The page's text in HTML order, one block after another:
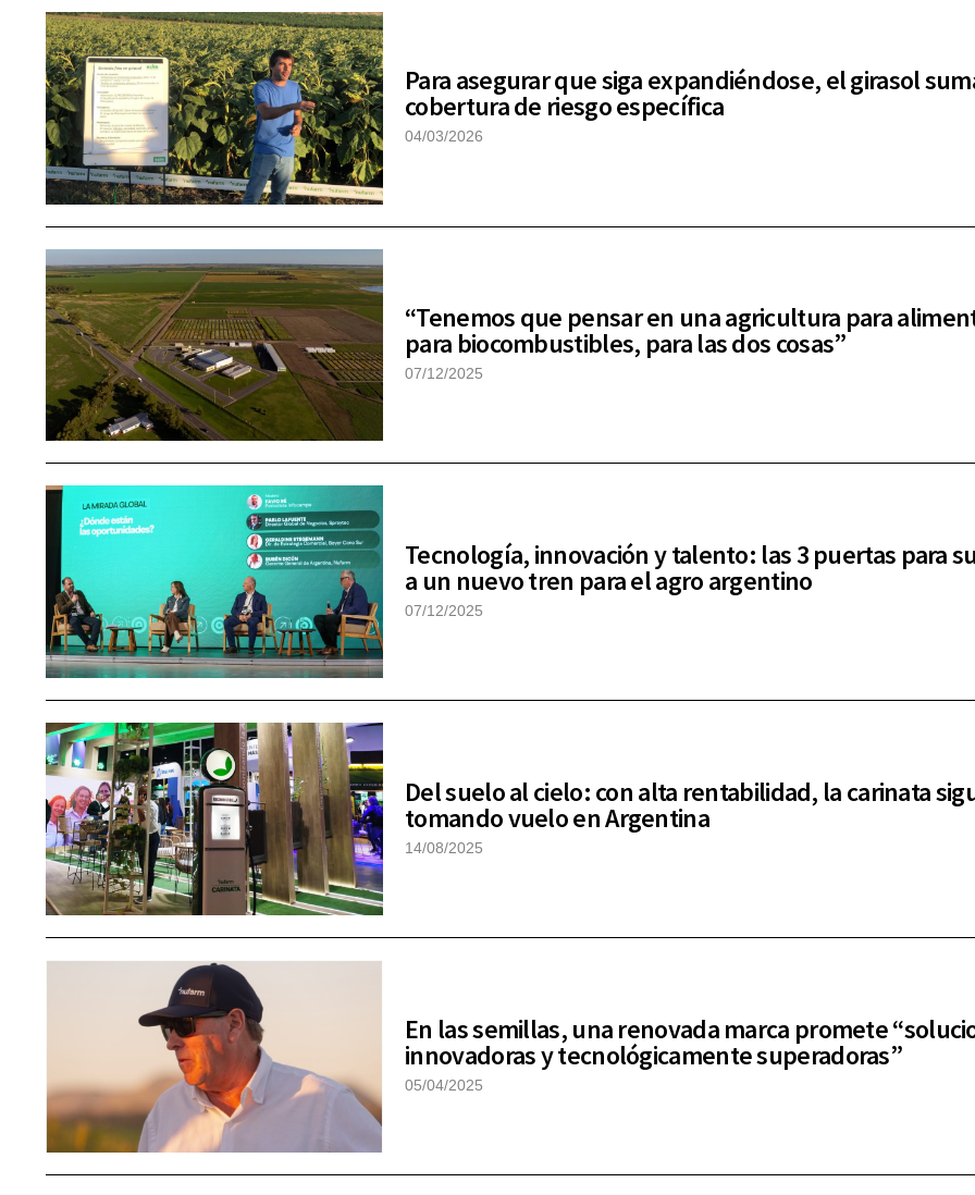
Para asegurar que siga expandiéndose, el girasol
cobertura de riesgo específica
04/03/2026
“Tenemos que pensar en una agricultura para
para biocombustibles, para las dos cosas”
07/12/2025
Tecnología, innovación y talento: las 3 puertas para
a un nuevo tren para el agro argentino
07/12/2025
Del suelo al cielo: con alta rentabilidad, la carinata
tomando vuelo en Argentina
14/08/2025
En las semillas, una renovada marca promete
innovadoras y tecnológicamente superadoras”
05/04/2025